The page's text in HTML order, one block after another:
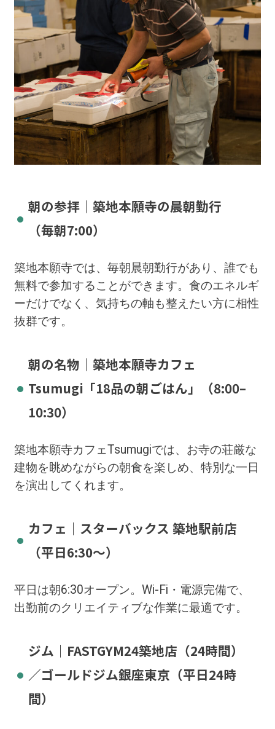
朝の参拝｜築地本願寺の晨朝勤行
（毎朝7:00）
築地本願寺では、毎朝晨朝勤行があり、誰でも
無料で参加することができます。食のエネルギ
ーだけでなく、気持ちの軸も整えたい方に相性
抜群です。
朝の名物｜築地本願寺カフェ
Tsumugi「18品の朝ごはん」（8:00–
10:30）
築地本願寺カフェTsumugiでは、 お寺の荘厳な
建物を眺めながらの朝食を楽しめ、特別な一日
を演出してくれます。
カフェ｜スターバックス 築地駅前店
（平日6:30〜）
平日は朝6:30オープン。Wi-Fi・電源完備で、
出勤前のクリエイティブな作業に最適です。
ジム｜FASTGYM24築地店（24時間）
／ゴールドジム銀座東京（平日24時
間）